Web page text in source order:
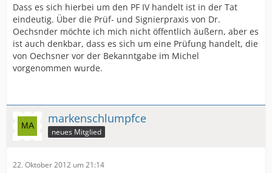
Dass es sich hierbei um den PF IV handelt ist in der Tat
eindeutig. Über die Prüf- und Signierpraxis von Dr.
Oechsnder möchte ich mich nicht öffentlich äußern, aber es
ist auch denkbar, dass es sich um eine Prüfung handelt, die
von Oechsner vor der Bekanntgabe im Michel
vorgenommen wurde.
markenschlumpfce
neues Mitglied
22. Oktober 2012 um 21:14